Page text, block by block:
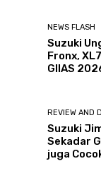
NEWS FLASH
Suzuki
Fronx,
GIIAS
REVIEW AND
Suzuki
Sekadar
juga